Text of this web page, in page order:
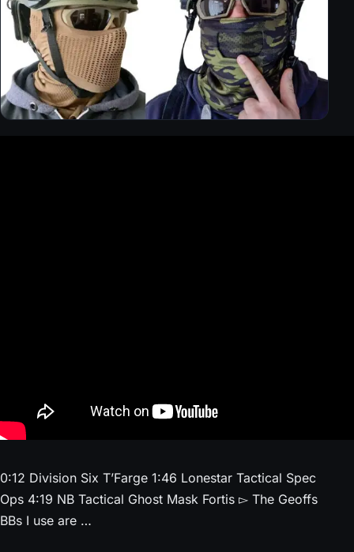
0:12 Division Six T’Farge 1:46 Lonestar Tactical Spec
Ops 4:19 NB Tactical Ghost Mask Fortis ▻ The Geoffs
BBs I use are …